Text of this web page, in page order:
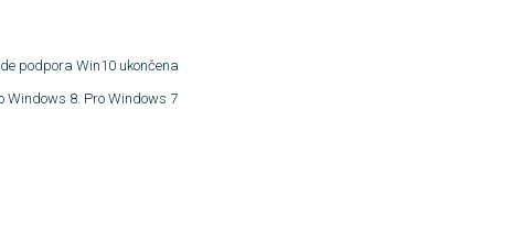
podpora Win10 ukončena
Windows 8. Pro Windows 7